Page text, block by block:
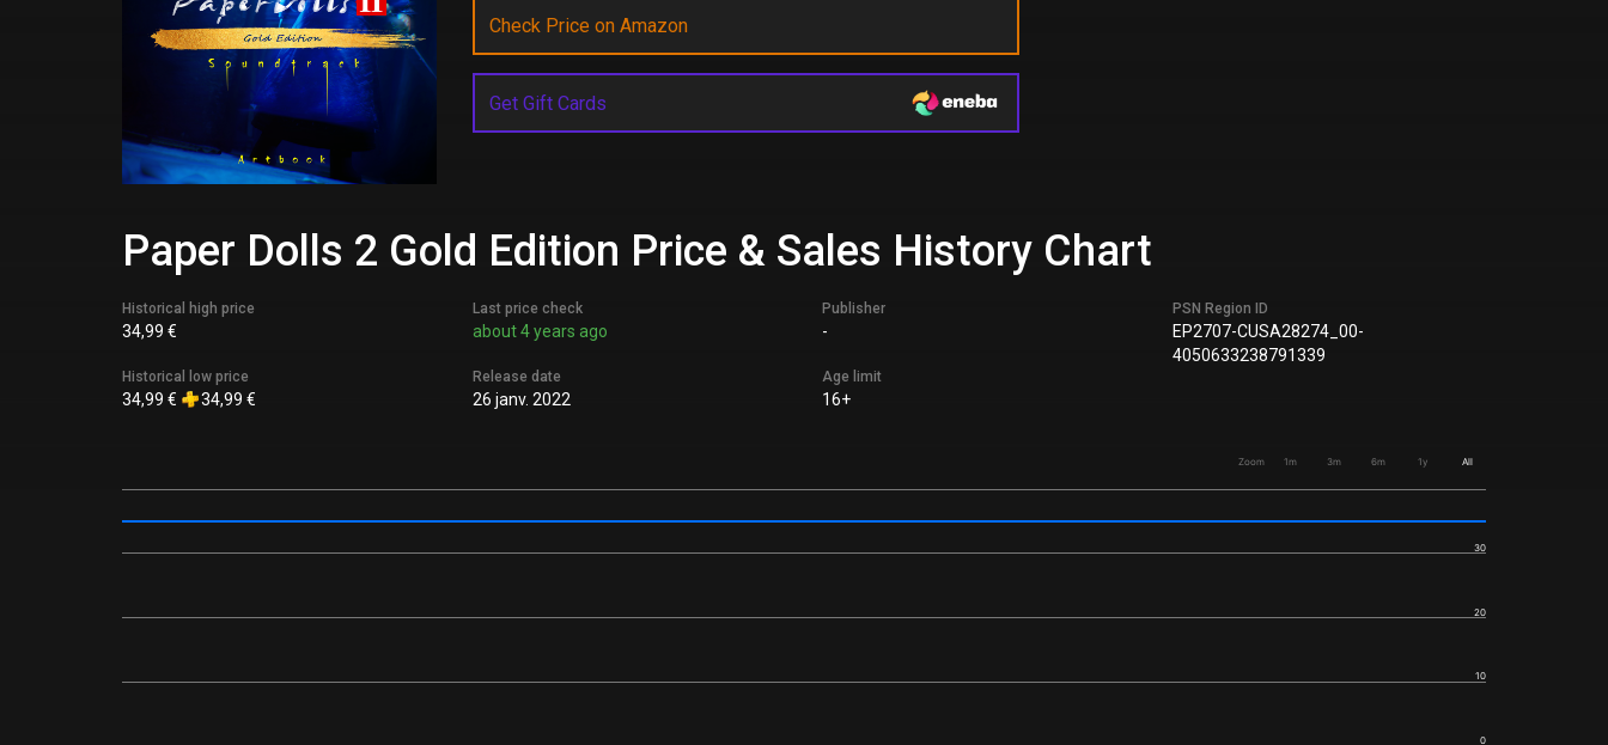
Check Price on Amazon
Get Gift Cards
Paper Dolls 2 Gold Edition Price & Sales History Chart
Historical high price
34,99 €
Historical low price
34,99 € 34,99 €
Last price check
about 4 years ago
Release date
26 janv. 2022
Publisher
-
Age limit
16+
PSN Region ID
EP2707-CUSA28274_00-
4050633238791339
Zoom 1m 3m 6m 1y All
0
10
20
30